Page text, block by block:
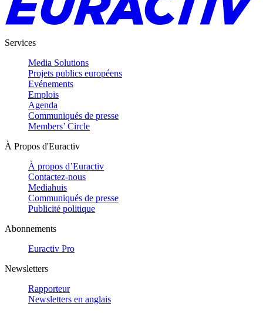
Services
Media Solutions
Projets publics européens
Evénements
Emplois
Agenda
Communiqués de presse
Members’ Circle
À Propos d'Euractiv
À propos d’Euractiv
Contactez-nous
Mediahuis
Communiqués de presse
Publicité politique
Abonnements
Euractiv Pro
Newsletters
Rapporteur
Newsletters en anglais